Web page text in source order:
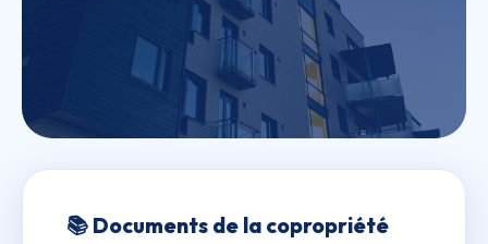
LE VOLTAIRE
📚 Documents de la copropriété